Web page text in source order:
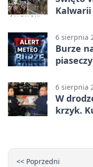
Kalwarii
6 sierpnia
Burze
6 sierpnia
W
krzyk.
<< Poprzedni